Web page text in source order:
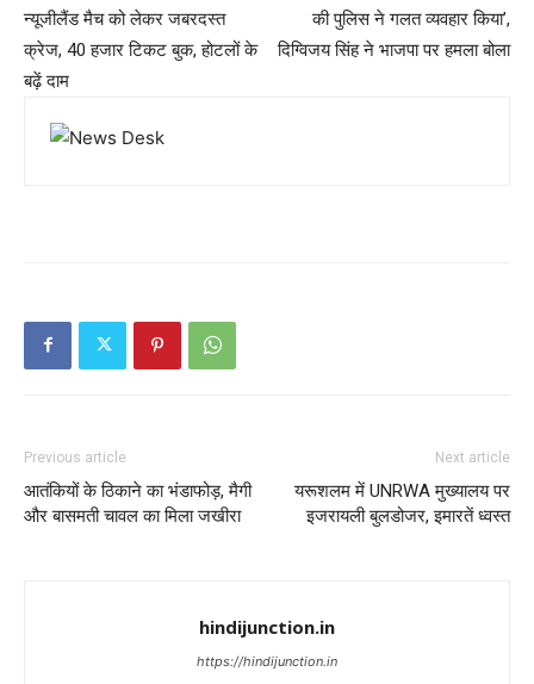
न्यूजीलैंड मैच को लेकर जबरदस्त
क्रेज, 40 हजार टिकट बुक, होटलों के
बढ़ें दाम
की पुलिस ने गलत व्यवहार किया’,
दिग्विजय सिंह ने भाजपा पर हमला बोला
Previous article
आतंकियों के ठिकाने का भंडाफोड़, मैगी
और बासमती चावल का मिला जखीरा
Next article
यरूशलम में UNRWA मुख्यालय पर
इजरायली बुलडोजर, इमारतें ध्वस्त
hindijunction.in
https://hindijunction.in